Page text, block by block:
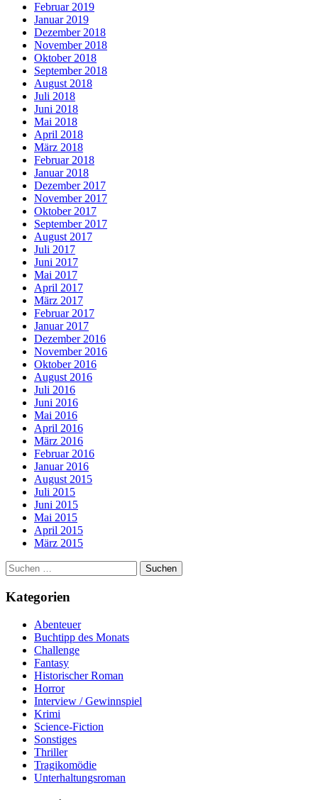
Februar 2019
Januar 2019
Dezember 2018
November 2018
Oktober 2018
September 2018
August 2018
Juli 2018
Juni 2018
Mai 2018
April 2018
März 2018
Februar 2018
Januar 2018
Dezember 2017
November 2017
Oktober 2017
September 2017
August 2017
Juli 2017
Juni 2017
Mai 2017
April 2017
März 2017
Februar 2017
Januar 2017
Dezember 2016
November 2016
Oktober 2016
August 2016
Juli 2016
Juni 2016
Mai 2016
April 2016
März 2016
Februar 2016
Januar 2016
August 2015
Juli 2015
Juni 2015
Mai 2015
April 2015
März 2015
Suchen
nach:
Kategorien
Abenteuer
Buchtipp des Monats
Challenge
Fantasy
Historischer Roman
Horror
Interview / Gewinnspiel
Krimi
Science-Fiction
Sonstiges
Thriller
Tragikomödie
Unterhaltungsroman